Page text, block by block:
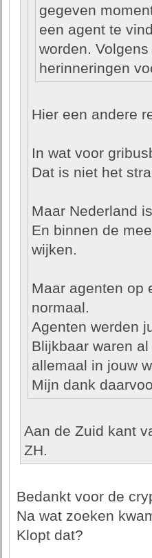
gegeven
een agent te
worden.
herinneringen
Hier een andere
In wat voor
Dat is niet het
Maar Nederland
En binnen de
wijken.
Maar agenten op
normaal.
Agenten werden
Blijkbaar waren
allemaal in jouw
Mijn dank
Aan de Zuid kant
ZH.
Bedankt voor de
Na wat zoeken
Klopt dat?